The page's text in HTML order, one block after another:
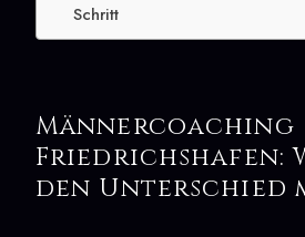
Schritt
Männercoaching
Friedrichshafen:
den Unterschied